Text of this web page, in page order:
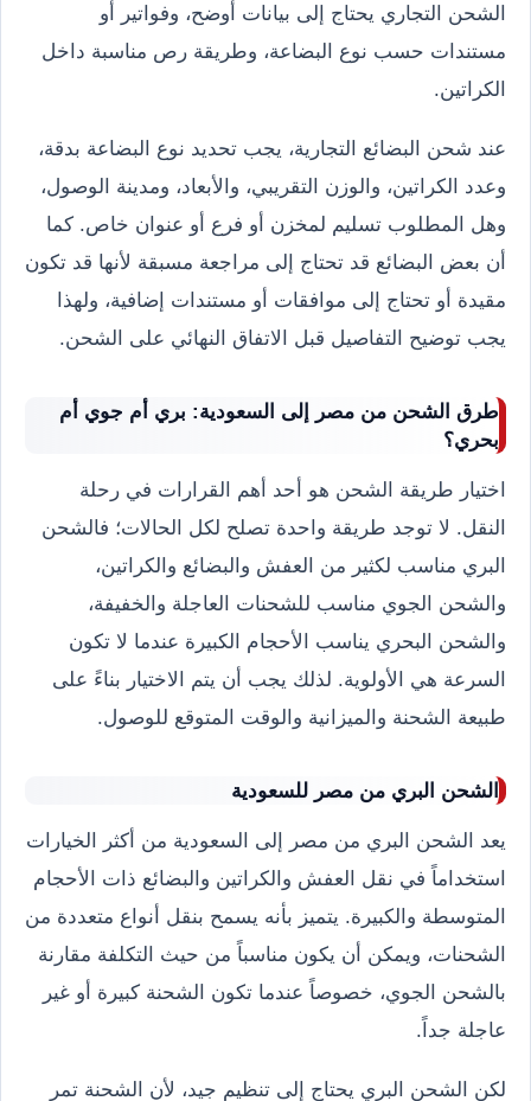
الشحن التجاري يحتاج إلى بيانات أوضح، وفواتير أو
مستندات حسب نوع البضاعة، وطريقة رص مناسبة داخل
الكراتين.
عند شحن البضائع التجارية، يجب تحديد نوع البضاعة بدقة،
وعدد الكراتين، والوزن التقريبي، والأبعاد، ومدينة الوصول،
وهل المطلوب تسليم لمخزن أو فرع أو عنوان خاص. كما
أن بعض البضائع قد تحتاج إلى مراجعة مسبقة لأنها قد تكون
مقيدة أو تحتاج إلى موافقات أو مستندات إضافية، ولهذا
يجب توضيح التفاصيل قبل الاتفاق النهائي على الشحن.
طرق الشحن من مصر إلى السعودية: بري أم جوي أم
بحري؟
اختيار طريقة الشحن هو أحد أهم القرارات في رحلة
النقل. لا توجد طريقة واحدة تصلح لكل الحالات؛ فالشحن
البري مناسب لكثير من العفش والبضائع والكراتين،
والشحن الجوي مناسب للشحنات العاجلة والخفيفة،
والشحن البحري يناسب الأحجام الكبيرة عندما لا تكون
السرعة هي الأولوية. لذلك يجب أن يتم الاختيار بناءً على
طبيعة الشحنة والميزانية والوقت المتوقع للوصول.
الشحن البري من مصر للسعودية
يعد الشحن البري من مصر إلى السعودية من أكثر الخيارات
استخداماً في نقل العفش والكراتين والبضائع ذات الأحجام
المتوسطة والكبيرة. يتميز بأنه يسمح بنقل أنواع متعددة من
الشحنات، ويمكن أن يكون مناسباً من حيث التكلفة مقارنة
بالشحن الجوي، خصوصاً عندما تكون الشحنة كبيرة أو غير
عاجلة جداً.
لكن الشحن البري يحتاج إلى تنظيم جيد، لأن الشحنة تمر